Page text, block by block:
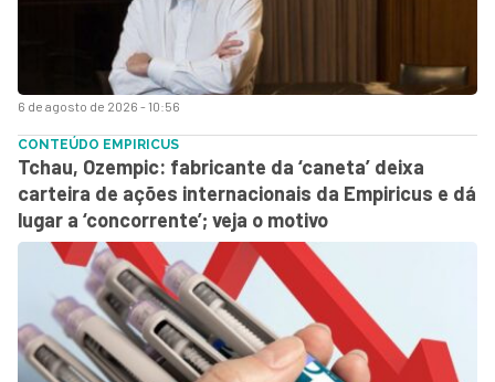
6 de agosto de 2026 - 10:56
CONTEÚDO EMPIRICUS
Tchau, Ozempic: fabricante da ‘caneta’ deixa
carteira de ações internacionais da Empiricus e dá
lugar a ‘concorrente’; veja o motivo